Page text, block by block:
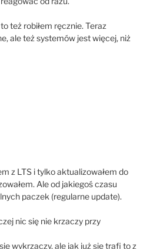
też robiłem ręcznie. Teraz
ale też systemów jest więcej, niż
z LTS i tylko aktualizowałem do
Ale od jakiegoś czasu
paczek (regularne update).
nic się nie krzaczy przy
wykrzaczy, ale jak już się trafi to z